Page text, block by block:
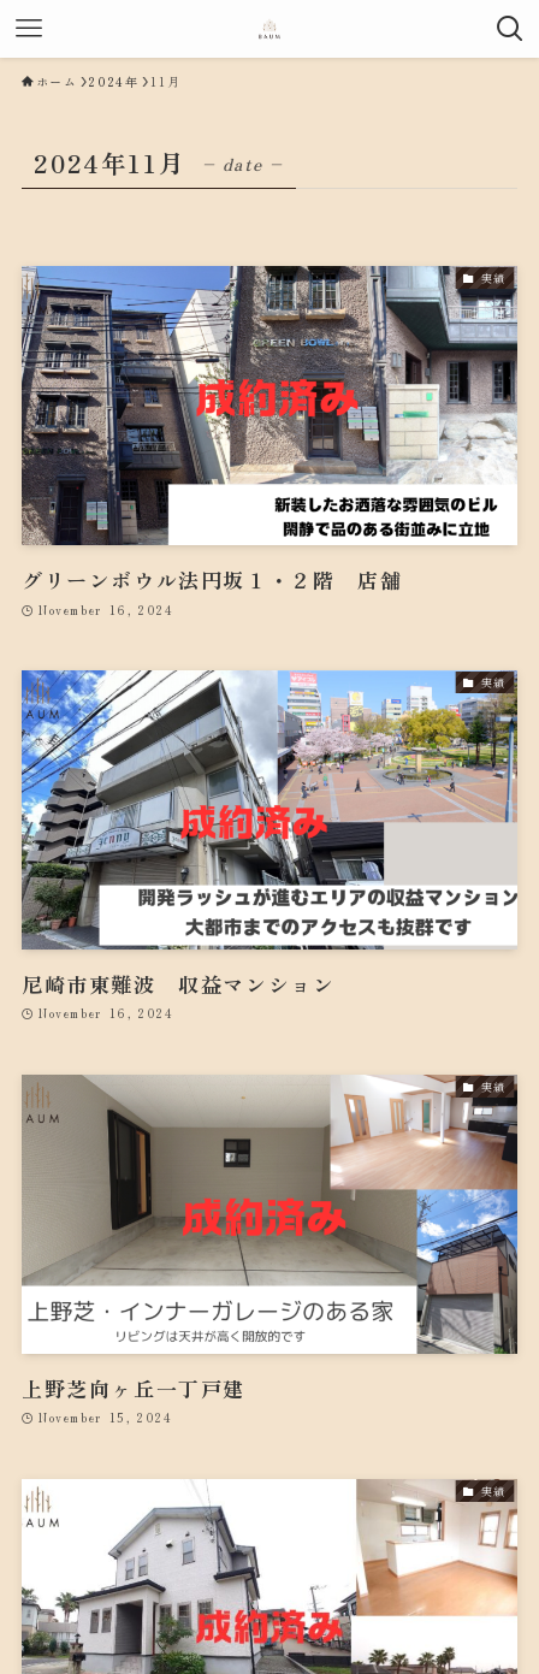
ホーム 2024年 11月
2024年11月 – date –
実績
グリーンボウル法円坂１・２階 店舗
November 16, 2024
実績
尼崎市東難波 収益マンション
November 16, 2024
実績
上野芝向ヶ丘一丁戸建
November 15, 2024
実績